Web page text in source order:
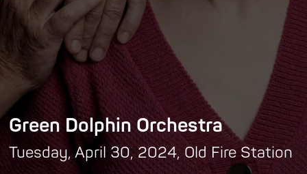
Green Dolphin Orchestra
Tuesday, April 30, 2024, Old Fire Station